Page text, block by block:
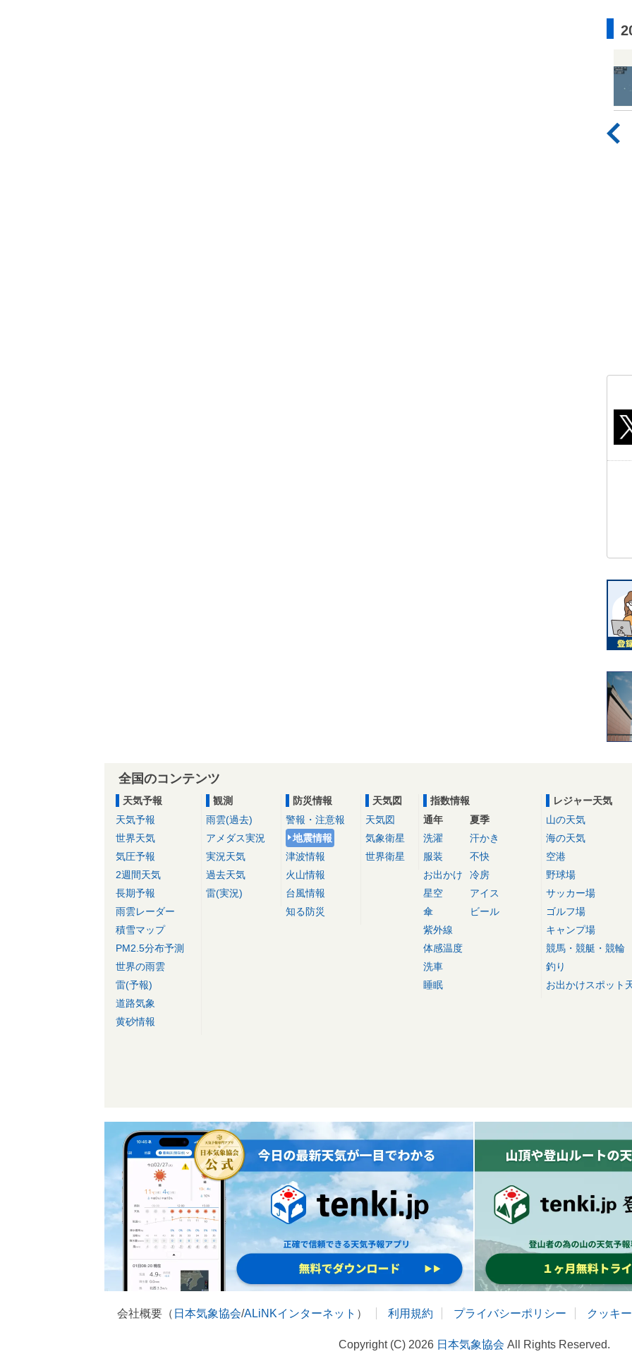
全国のコンテンツ
天気予報
天気予報
世界天気
気圧予報
2週間天気
長期予報
雨雲レーダー
積雪マップ
PM2.5分布予測
世界の雨雲
雷(予報)
道路気象
黄砂情報
観測
雨雲(過去)
アメダス実況
実況天気
過去天気
雷(実況)
防災情報
警報・注意報
地震情報
津波情報
火山情報
台風情報
知る防災
天気図
天気図
気象衛星
世界衛星
指数情報
通年
洗濯
服装
お出かけ
星空
傘
紫外線
体感温度
洗車
睡眠
夏季
汗かき
不快
冷房
アイス
ビール
レジャー天気
山の天気
海の天気
空港
野球場
サッカー場
ゴルフ場
キャンプ場
競馬・競艇・競輪
釣り
お出かけスポット
会社概要（ 日本気象協会/ALiNKインターネット ） 利用規約 プライバシーポリシー クッキ
Copyright (C) 2026 日本気象協会 All Rights Reserved.